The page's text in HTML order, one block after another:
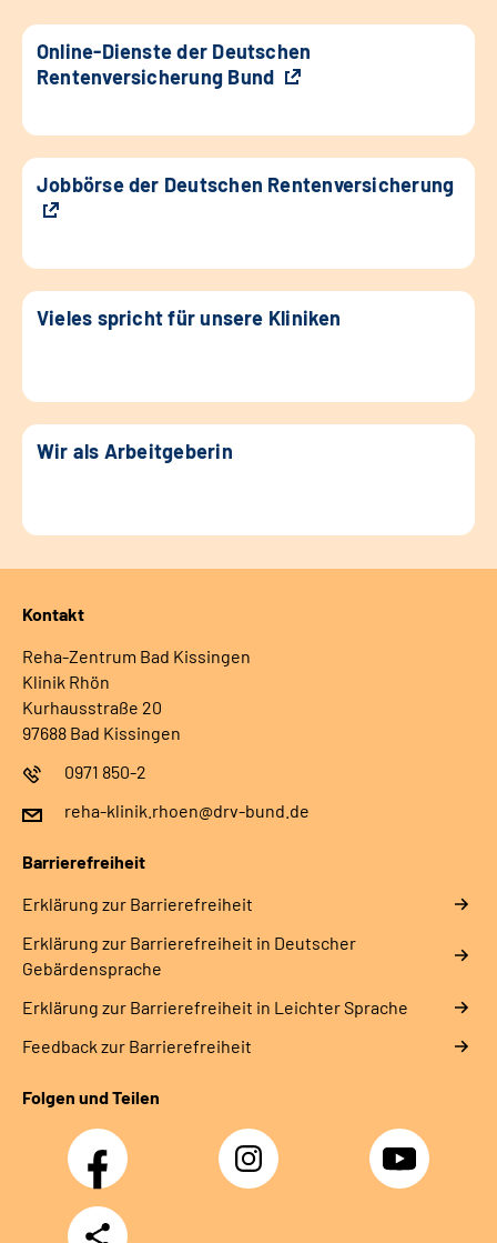
Online-Dienste der Deutschen
Rentenversicherung Bund
Jobbörse der Deutschen Rentenversicherung
Vieles spricht für unsere Kliniken
Wir als Arbeitgeberin
Kontakt
Reha-Zentrum Bad Kissingen
Klinik Rhön
Kurhausstraße 20
97688 Bad Kissingen
0971 850-2
reha-klinik.rhoen@drv-bund.de
Barrierefreiheit
Erklärung zur Barrierefreiheit
Erklärung zur Barrierefreiheit in Deutscher
Gebärdensprache
Erklärung zur Barrierefreiheit in Leichter Sprache
Feedback zur Barrierefreiheit
Folgen und Teilen
Facebook Instagram YouTube
Teilen